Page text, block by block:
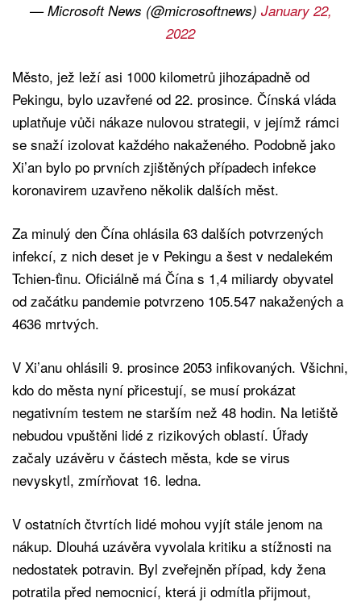
— Microsoft News (@microsoftnews) January 22,
2022
Město, jež leží asi 1000 kilometrů jihozápadně od
Pekingu, bylo uzavřené od 22. prosince. Čínská vláda
uplatňuje vůči nákaze nulovou strategii, v jejímž rámci
se snaží izolovat každého nakaženého. Podobně jako
Xi’an bylo po prvních zjištěných případech infekce
koronavirem uzavřeno několik dalších měst.
Za minulý den Čína ohlásila 63 dalších potvrzených
infekcí, z nich deset je v Pekingu a šest v nedalekém
Tchien-ťinu. Oficiálně má Čína s 1,4 miliardy obyvatel
od začátku pandemie potvrzeno 105.547 nakažených a
4636 mrtvých.
V Xi’anu ohlásili 9. prosince 2053 infikovaných. Všichni,
kdo do města nyní přicestují, se musí prokázat
negativním testem ne starším než 48 hodin. Na letiště
nebudou vpuštěni lidé z rizikových oblastí. Úřady
začaly uzávěru v částech města, kde se virus
nevyskytl, zmírňovat 16. ledna.
V ostatních čtvrtích lidé mohou vyjít stále jenom na
nákup. Dlouhá uzávěra vyvolala kritiku a stížnosti na
nedostatek potravin. Byl zveřejněn případ, kdy žena
potratila před nemocnicí, která ji odmítla přijmout,